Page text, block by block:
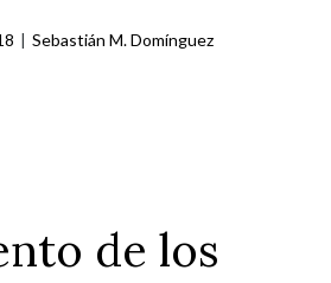
| Sebastián M. Domínguez
de los